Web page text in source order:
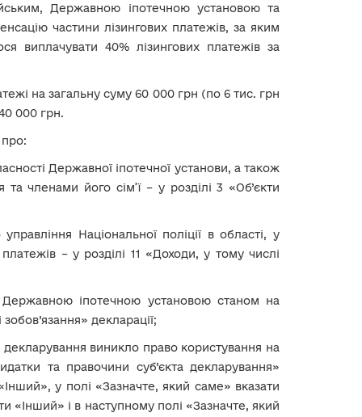
Державною іпотечною установою та
частини лізингових платежів, за яким
виплачувати 40% лізингових платежів за
на загальну суму 60 000 грн (по 6 тис. грн
000 грн.
про:
Державної іпотечної установи, а також
членами його сім’ї – у розділі 3 «Об’єкти
Національної поліції в області, у
– у розділі 11 «Доходи, у тому числі
Державною іпотечною установою станом на
декларації;
декларування виникло право користування на
та правочини суб’єкта декларування»
у полі «Зазначте, який саме» вказати
«Інший» і в наступному полі «Зазначте, який